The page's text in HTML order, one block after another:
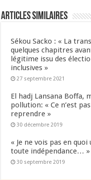
Articles Similaires
Sékou Sacko : « La
quelques chapitres
légitime issu des
inclusives »
27 septembre 2021
El hadj Lansana Boffa,
pollution: « Ce n’est
reprendre »
30 décembre 2019
« Je ne vois pas en
toute indépendance…
30 septembre 2019